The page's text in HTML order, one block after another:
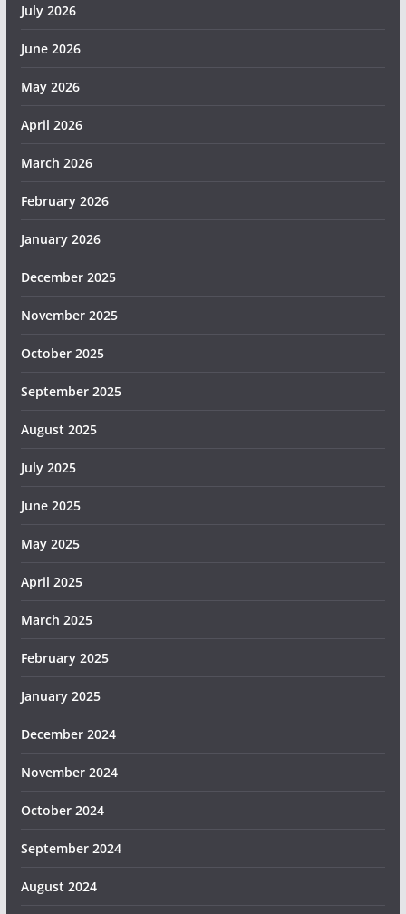
July 2026
June 2026
May 2026
April 2026
March 2026
February 2026
January 2026
December 2025
November 2025
October 2025
September 2025
August 2025
July 2025
June 2025
May 2025
April 2025
March 2025
February 2025
January 2025
December 2024
November 2024
October 2024
September 2024
August 2024